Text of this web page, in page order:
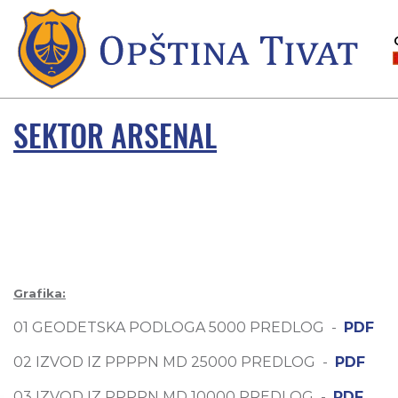
SEKTOR ARSENAL
Grafika:
01 GEODETSKA PODLOGA 5000 PREDLOG - PDF
02 IZVOD IZ PPPPN MD 25000 PREDLOG - PDF